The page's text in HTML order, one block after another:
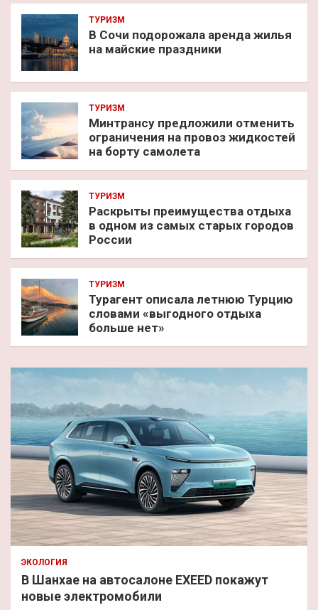
ТУРИЗМ
В Сочи подорожала аренда жилья
на майские праздники
ТУРИЗМ
Минтрансу предложили отменить
ограничения на провоз жидкостей
на борту самолета
ТУРИЗМ
Раскрыты преимущества отдыха
в одном из самых старых городов
России
ТУРИЗМ
Турагент описала летнюю Турцию
словами «выгодного отдыха
больше нет»
ЭКОЛОГИЯ
В Шанхае на автосалоне EXEED покажут
новые электромобили